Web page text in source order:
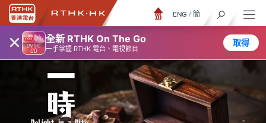
× 全新 RTHK On The Go
一手掌握 RTHK 電台、電視節目
取得
ENG / 簡